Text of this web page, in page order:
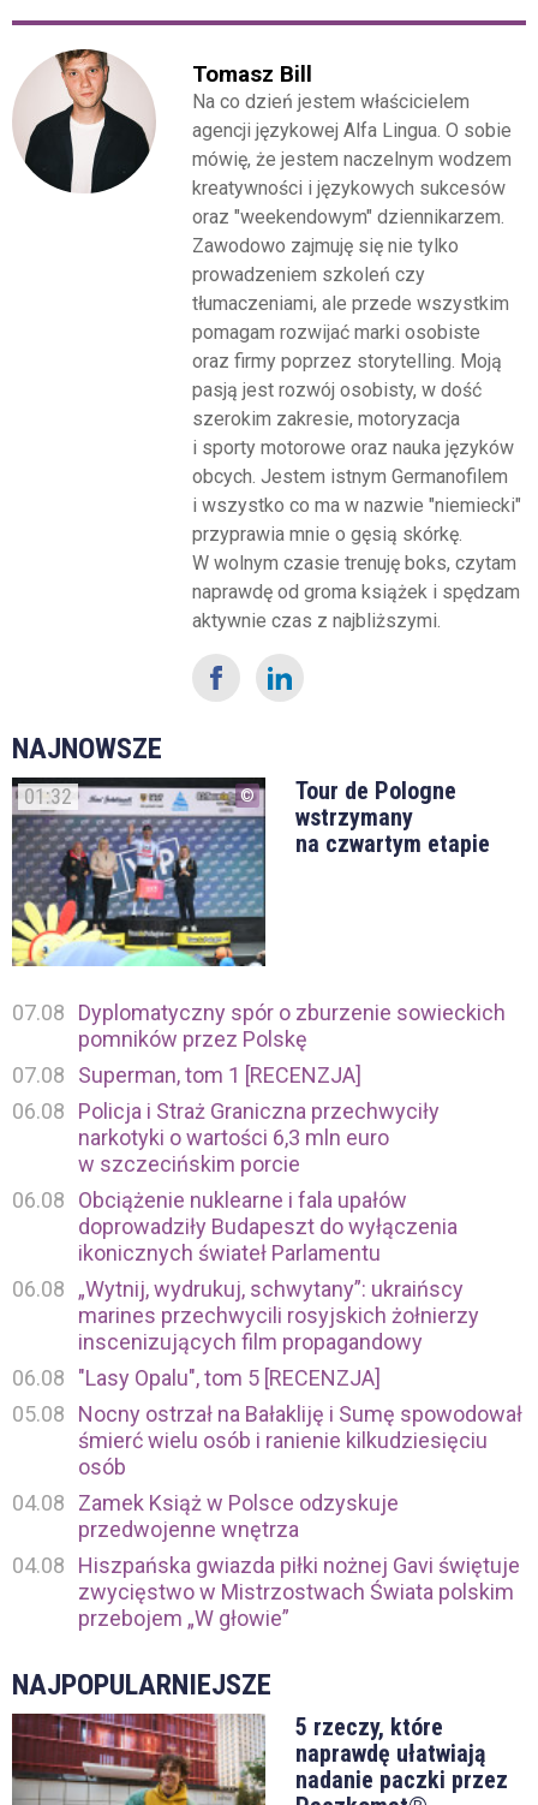
Tomasz Bill
Na co dzień jestem właścicielem
agencji językowej Alfa Lingua. O sobie
mówię, że jestem naczelnym wodzem
kreatywności i językowych sukcesów
oraz "weekendowym" dziennikarzem.
Zawodowo zajmuję się nie tylko
prowadzeniem szkoleń czy
tłumaczeniami, ale przede wszystkim
pomagam rozwijać marki osobiste
oraz firmy poprzez storytelling. Moją
pasją jest rozwój osobisty, w dość
szerokim zakresie, motoryzacja
i sporty motorowe oraz nauka języków
obcych. Jestem istnym Germanofilem
i wszystko co ma w nazwie "niemiecki"
przyprawia mnie o gęsią skórkę.
W wolnym czasie trenuję boks, czytam
naprawdę od groma książek i spędzam
aktywnie czas z najbliższymi.
NAJNOWSZE
01:32
Tour de Pologne
wstrzymany
na czwartym etapie
07.08
Dyplomatyczny spór o zburzenie sowieckich
pomników przez Polskę
07.08
Superman, tom 1 [RECENZJA]
06.08
Policja i Straż Graniczna przechwyciły
narkotyki o wartości 6,3 mln euro
w szczecińskim porcie
06.08
Obciążenie nuklearne i fala upałów
doprowadziły Budapeszt do wyłączenia
ikonicznych świateł Parlamentu
06.08
„Wytnij, wydrukuj, schwytany”: ukraińscy
marines przechwycili rosyjskich żołnierzy
inscenizujących film propagandowy
06.08
"Lasy Opalu", tom 5 [RECENZJA]
05.08
Nocny ostrzał na Bałakliję i Sumę spowodował
śmierć wielu osób i ranienie kilkudziesięciu
osób
04.08
Zamek Książ w Polsce odzyskuje
przedwojenne wnętrza
04.08
Hiszpańska gwiazda piłki nożnej Gavi świętuje
zwycięstwo w Mistrzostwach Świata polskim
przebojem „W głowie”
NAJPOPULARNIEJSZE
5 rzeczy, które
naprawdę ułatwiają
nadanie paczki przez